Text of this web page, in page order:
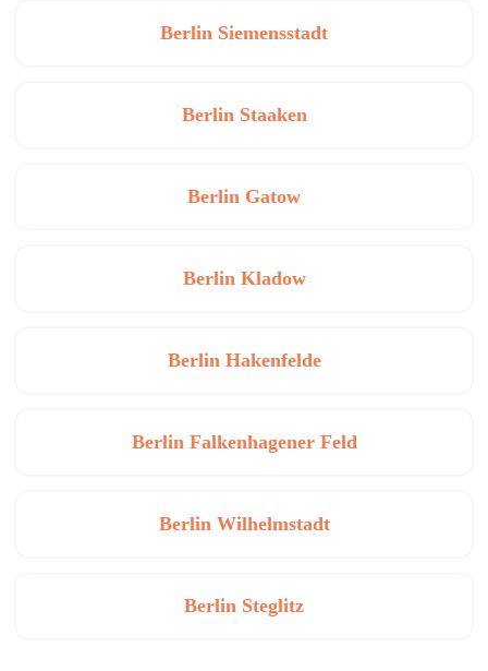
Berlin Siemensstadt
Berlin Staaken
Berlin Gatow
Berlin Kladow
Berlin Hakenfelde
Berlin Falkenhagener Feld
Berlin Wilhelmstadt
Berlin Steglitz